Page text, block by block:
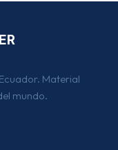
Material
mundo.